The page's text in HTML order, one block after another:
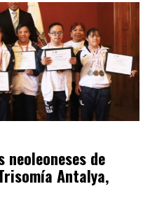
neoleoneses de
Antalya,